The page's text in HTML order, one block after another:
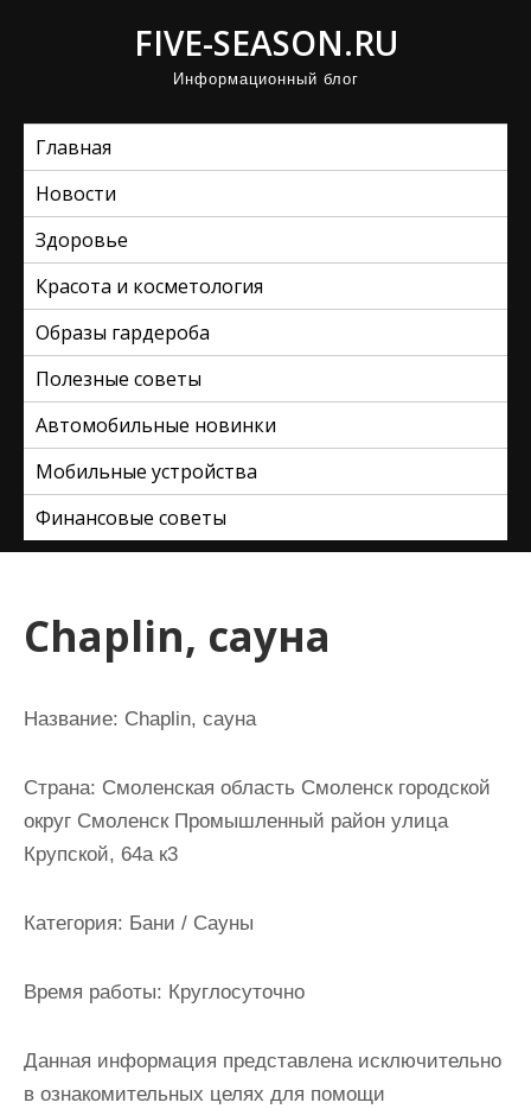
и
FIVE-SEASON.RU
Информационный блог
Главная
Новости
Здоровье
Красота и косметология
Образы гардероба
Полезные советы
Автомобильные новинки
Мобильные устройства
Финансовые советы
Chaplin, сауна
Название: Chaplin, сауна
Страна: Смоленская область Смоленск городской
округ Смоленск Промышленный район улица
Крупской, 64а к3
Категория: Бани / Сауны
Время работы: Круглосуточно
Данная информация представлена исключительно
в ознакомительных целях для помощи